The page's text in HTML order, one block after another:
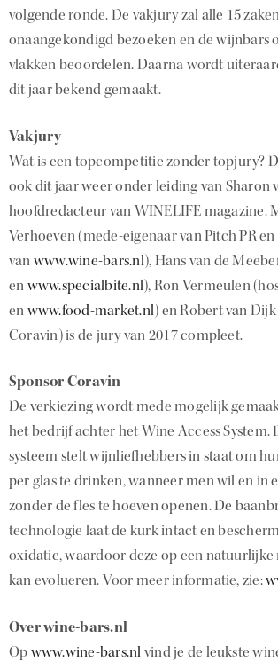
volgende ronde. De vakjury zal alle 15
onaangekondigd bezoeken en de wijnbars
vlakken beoordelen. Daarna wordt
dit jaar bekend gemaakt.
Vakjury
Wat is een topcompetitie zonder topjury?
ook dit jaar weer onder leiding van Sharon
hoofdredacteur van WINELIFE magazine.
Verhoeven (mede-eigenaar van Pitch PR
vanwww.wine-bars.nl), Hans van de
enwww.specialbite.nl), Ron Vermeulen
enwww.food-market.nl) en Robert van
Coravin) is de jury van 2017 compleet.
Sponsor Coravin
De verkiezing wordt mede mogelijk
het bedrijf achter het Wine Access System.
systeem stelt wijnliefhebbers in staat om
per glas te drinken, wanneer men wil en in
zonder de fles te hoeven openen. De
technologie laat de kurk intact en
oxidatie, waardoor deze op een
kan evolueren. Voor meer informatie, zie:
Over wine-bars.nl
Opwww.wine-bars.nlvind je de leukste